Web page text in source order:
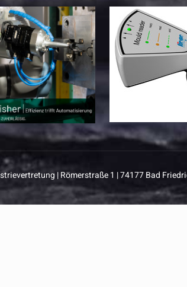
| Römerstraße 1 | 74177 Bad